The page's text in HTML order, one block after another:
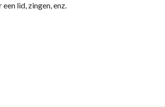
lid, zingen, enz.